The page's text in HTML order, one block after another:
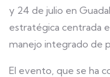
y 24 de julio en
estratégica centrada
manejo integrado de
El evento, que se ha